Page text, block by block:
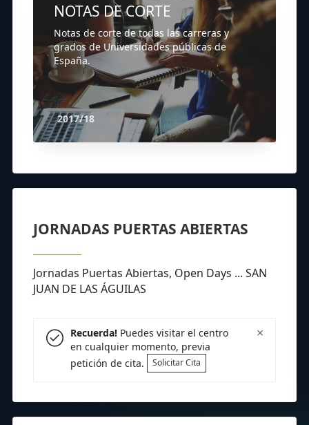
NOTAS DE CORTE
Notas de corte de todas las carreras y
grados de Universidades públicas de
España.
2017/18
JORNADAS PUERTAS ABIERTAS
Jornadas Puertas Abiertas, Open Days ... SAN
JUAN DE LAS ÁGUILAS
×
Recuerda!Puedes visitar el centro
en cualquier momento, previa
petición de cita.
Solicitar Cita